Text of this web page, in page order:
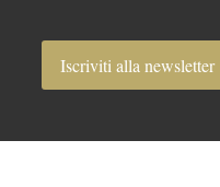
Iscriviti alla newsletter